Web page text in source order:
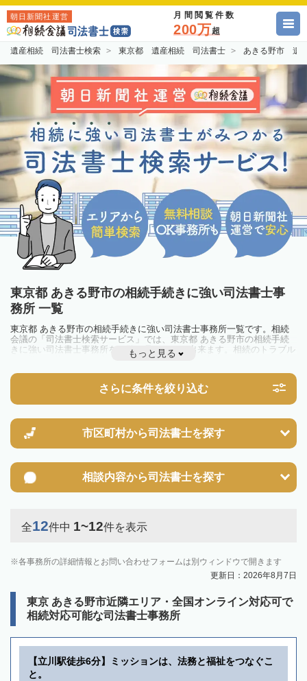
朝日新聞社運営 月間閲覧件数
200万超
遺産相続 司法書士検索 東京都 遺産相続 司法書士 あきる野市 遺
東京都 あきる野市の相続手続きに強い司法書士事
務所 一覧
東京都 あきる野市の相続手続きに強い司法書士事務所一覧です。相続
会議の「司法書士検索サービス」では、東京都 あきる野市の相続手続
きに強い司法書士事務所を一覧で見ることが出来ます。相続のトラブル
やお悩みを抱えている方は一度近隣の司法書士に相談してみましょう。
もっと見る
さらに条件を絞り込む
市区町村から司法書士を探す
相談内容から司法書士を探す
全12件中 1~12件を表示
各事務所の詳細情報とお問い合わせフォームは別ウィンドウで開きます
更新日：2026年8月7日
東京 あきる野市近隣エリア・全国オンライン対応可で
相続対応可能な司法書士事務所
【立川駅徒歩6分】ミッションは、法務と福祉をつなぐこ
と。